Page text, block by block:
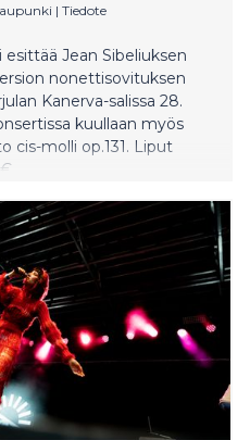
| Tiedote
Jean Sibeliuksen
nonettisovituksen
Kanerva-salissa 28.
kuullaan myös
cis-molli op.131. Liput